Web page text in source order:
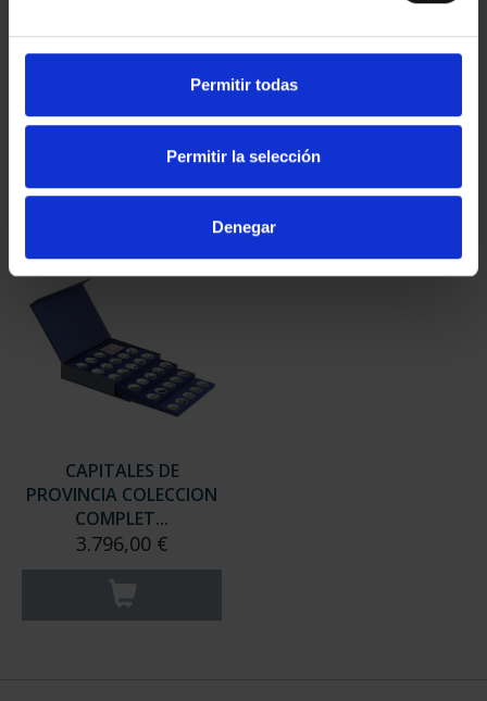
Permitir todas
Permitir la selección
Denegar
PROVINCIA 3
registrados
PROVINCIA 4
registrados
CAPITALES DE
PROVINCIA COLECCION
COMPLET...
3.796,00 €